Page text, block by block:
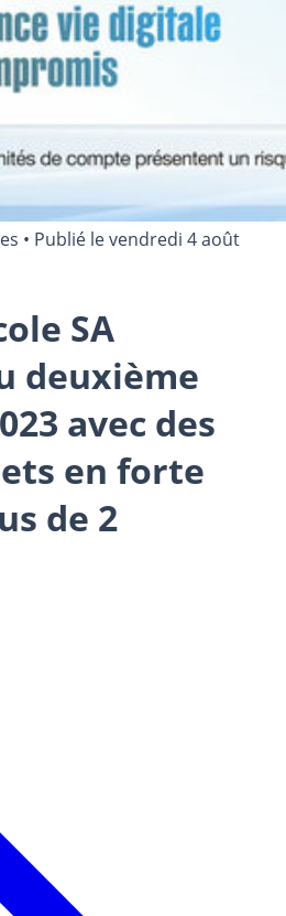
• Publié levendredi 4 août
SA
deuxième
avec des
en forte
de 2